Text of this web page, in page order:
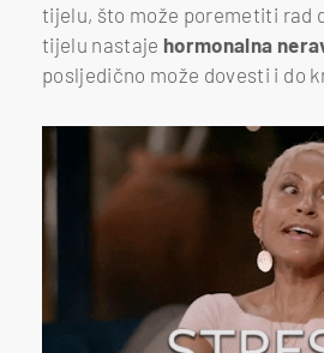
tijelu, što može poremetiti rad
tijelu nastaje hormonalna
posljedično može dovesti i do